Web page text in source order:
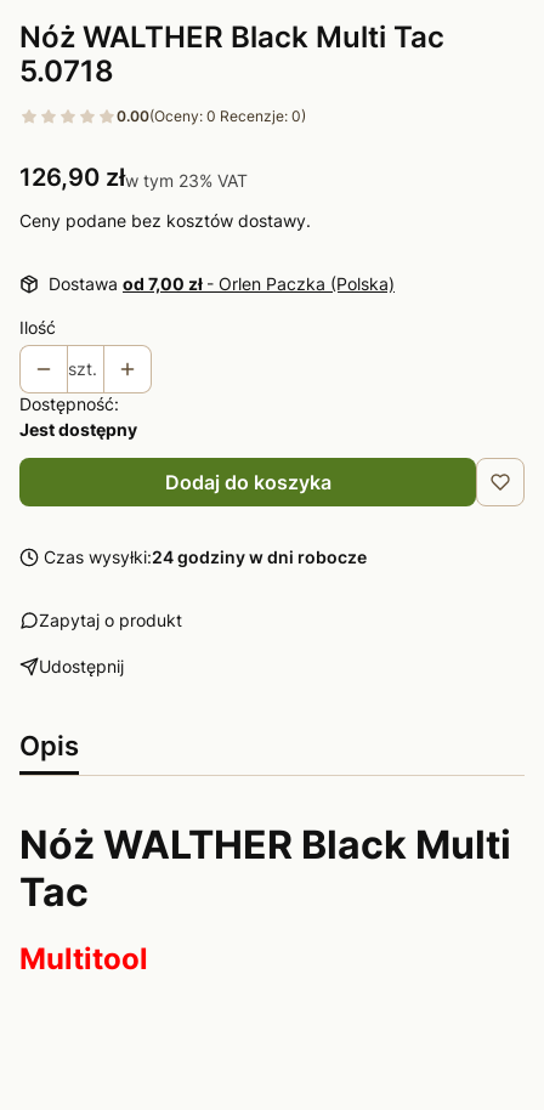
Nóż WALTHER Black Multi Tac
5.0718
0.00(Oceny: 0 Recenzje: 0)
Cena
126,90 złw tym 23% VAT
w tym 23% VAT
Ceny podane bez kosztów dostawy.
Dostawa od 7,00 zł - Orlen Paczka (Polska)
Ilość
szt.
Dostępność:
Jest dostępny
Dodaj do koszyka
Czas wysyłki:24 godziny w dni robocze
Zapytaj o produkt
Udostępnij
Opis
Nóż WALTHER Black Multi
Tac
Multitool